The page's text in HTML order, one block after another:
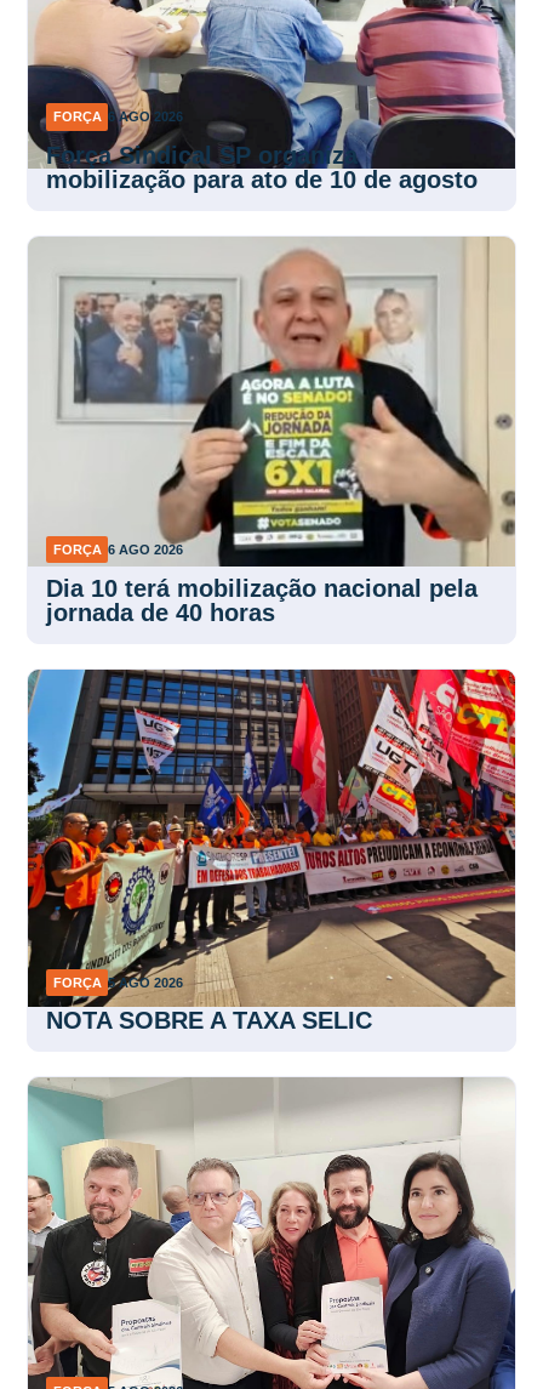
FORÇA 6 AGO 2026
Força Sindical SP organiza
mobilização para ato de 10 de agosto
FORÇA 6 AGO 2026
Dia 10 terá mobilização nacional pela
jornada de 40 horas
FORÇA 5 AGO 2026
NOTA SOBRE A TAXA SELIC